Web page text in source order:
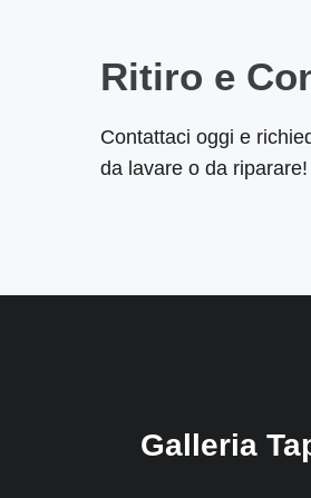
Ritiro e
Contattaci oggi e
da lavare o da riparare!
Galleria